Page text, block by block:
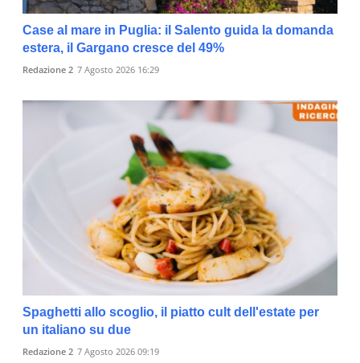
Case al mare in Puglia: il Salento guida la domanda
estera, il Gargano cresce del 49%
Redazione 2 7 Agosto 2026 16:29
Spaghetti allo scoglio, il piatto cult dell'estate per
un italiano su due
Redazione 2 7 Agosto 2026 09:19